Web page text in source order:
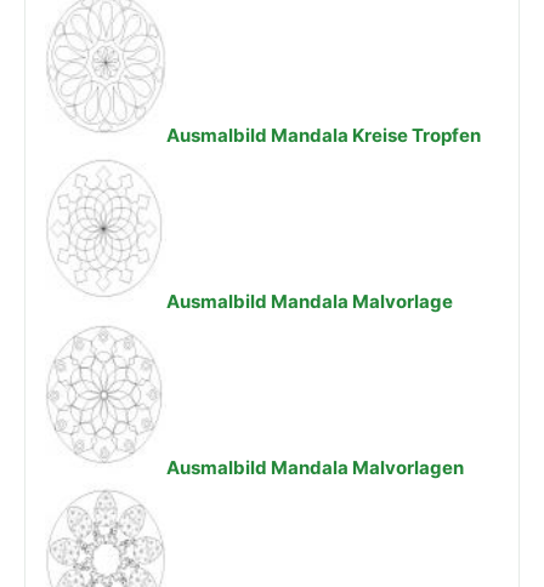
Ausmalbild Mandala Kreise Tropfen
Ausmalbild Mandala Malvorlage
Ausmalbild Mandala Malvorlagen